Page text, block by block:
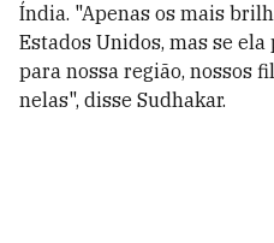
Índia. "Apenas os mais
Estados Unidos, mas se
para nossa região, nossos
nelas", disse Sudhakar.